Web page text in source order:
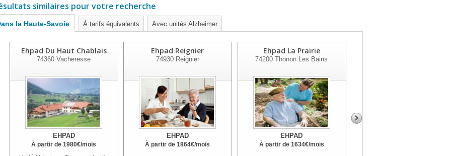
similaires pour votre recherche
la Haute-Savoie À tarifs équivalents Avec unités Alzheimer
Ehpad Du Haut Chablais
74360 Vacheresse
EHPAD
À partir de 1980€/mois
Ehpad Reignier
74930Reignier
EHPAD
À partir de1864€/mois
Ehpad La Prairie
74200 Thonon Les Bains
EHPAD
À partir de 1634€/mois